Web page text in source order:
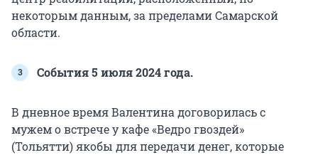
некоторым данным, за пределами Самарской
области.
События 5 июля 2024 года.
В дневное время Валентина договорилась с
мужем о встрече у кафе «Ведро гвоздей»
(Тольятти) якобы для передачи денег, которые